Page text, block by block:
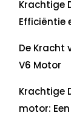
Krachtige
Efficiëntie
De Kracht
V6 Motor
Krachtige
motor: